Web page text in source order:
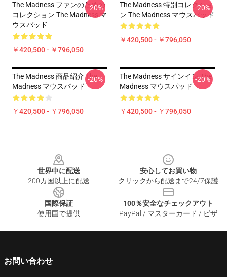
The Madness ファンのための
コレクション The Madness マ
ウスパッド
￥420,500 - ￥796,050
-20%
The Madness 特別コレクショ
ン The Madness マウスパッド
￥420,500 - ￥796,050
-20%
The Madness 商品紹介 The
Madness マウスパッド
￥420,500 - ￥796,050
-20%
The Madness サインイン The
Madness マウスパッド
￥420,500 - ￥796,050
-20%
世界中に配送
200カ国以上に配送
安心してお買い物
クリックから配送まで24/7保護
国際保証
使用国で提供
100％安全なチェックアウト
PayPal / マスターカード / ビザ
お問い合わせ